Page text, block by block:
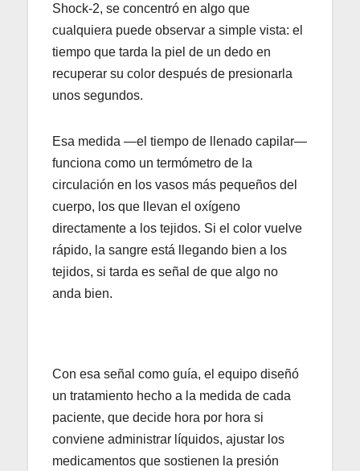
Shock-2, se concentró en algo que
cualquiera puede observar a simple vista: el
tiempo que tarda la piel de un dedo en
recuperar su color después de presionarla
unos segundos.
Esa medida —el tiempo de llenado capilar—
funciona como un termómetro de la
circulación en los vasos más pequeños del
cuerpo, los que llevan el oxígeno
directamente a los tejidos. Si el color vuelve
rápido, la sangre está llegando bien a los
tejidos, si tarda es señal de que algo no
anda bien.
Con esa señal como guía, el equipo diseñó
un tratamiento hecho a la medida de cada
paciente, que decide hora por hora si
conviene administrar líquidos, ajustar los
medicamentos que sostienen la presión